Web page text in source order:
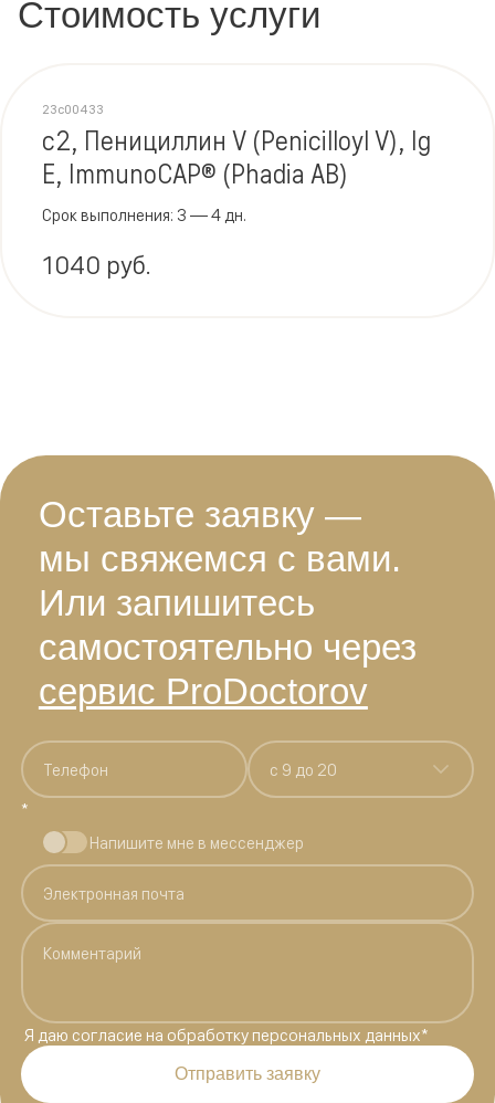
Стоимость услуги
c2, Пенициллин V (Penicilloyl V), Ig
E, ImmunoCAP® (Phadia AB)
23c00433
1040 руб.
Срок выполнения: 3 — 4 дн.
Оставьте заявку —
мы свяжемся с вами.
Или запишитесь
самостоятельно через
сервис ProDoctorov
*
c 9 до 20
Напишите мне в мессенджер
Я даю согласие на обработку персональных данных*
Отправить заявку